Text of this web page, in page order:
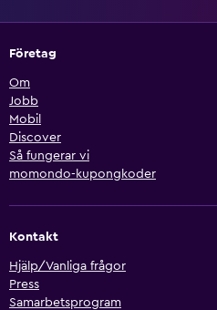
Företag
Om
Jobb
Mobil
Discover
Så fungerar vi
momondo-kupongkoder
Kontakt
Hjälp/Vanliga frågor
Press
Samarbetsprogram